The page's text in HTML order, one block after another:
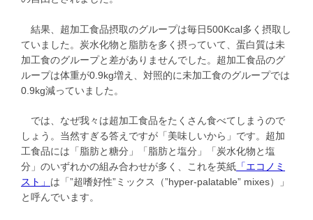
結果、超加工食品摂取のグループは毎日500Kcal多く摂取し
ていました。炭水化物と脂肪を多く摂っていて、蛋白質は未
加工食のグループと差がありませんでした。超加工食品のグ
ループは体重が0.9kg増え、対照的に未加工食のグループでは
0.9kg減っていました。
では、なぜ我々は超加工食品をたくさん食べてしまうので
しょう。当然すぎる答えですが「美味しいから」です。超加
工食品には「脂肪と糖分」「脂肪と塩分」「炭水化物と塩
分」のいずれかの組み合わせが多く、これを英紙 「エコノミ
スト」 は「”超嗜好性”ミックス（”hyper-palatable” mixes）」
と呼んでいます。